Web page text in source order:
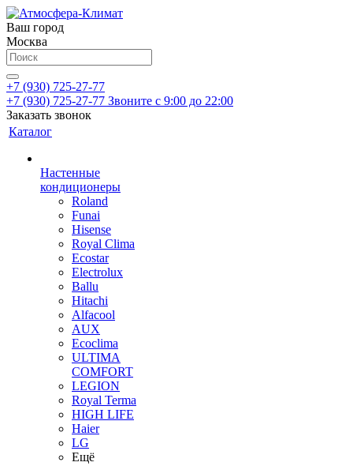
Ваш город
Москва
+7 (930) 725-27-77
+7 (930) 725-27-77 Звоните с 9:00 до 22:00
Заказать звонок
Каталог
Настенные
кондиционеры
Roland
Funai
Hisense
Royal Clima
Ecostar
Electrolux
Ballu
Hitachi
Alfacool
AUX
Ecoclima
ULTIMA
COMFORT
LEGION
Royal Terma
HIGH LIFE
Haier
LG
Ещё